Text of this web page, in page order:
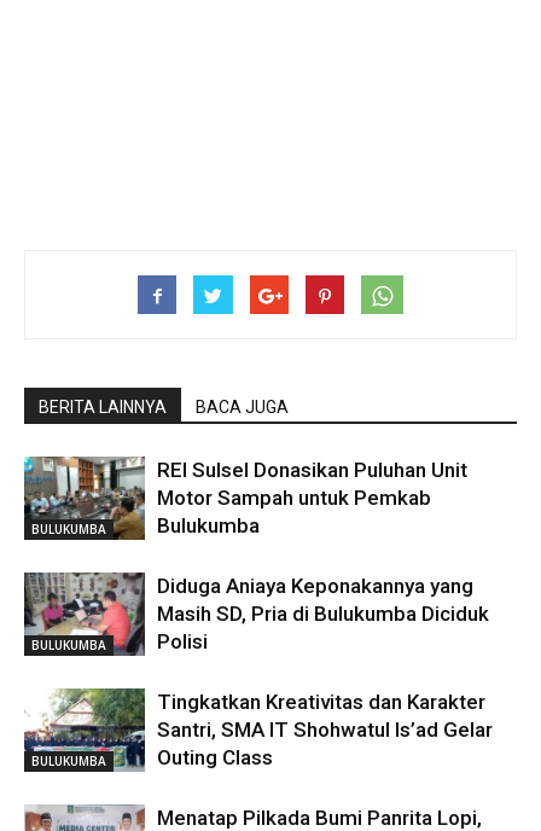
BERITA LAINNYA BACA JUGA
BULUKUMBA
REI Sulsel Donasikan Puluhan Unit
Motor Sampah untuk Pemkab
Bulukumba
BULUKUMBA
Diduga Aniaya Keponakannya yang
Masih SD, Pria di Bulukumba Diciduk
Polisi
BULUKUMBA
Tingkatkan Kreativitas dan Karakter
Santri, SMA IT Shohwatul Is’ad Gelar
Outing Class
Menatap Pilkada Bumi Panrita Lopi,